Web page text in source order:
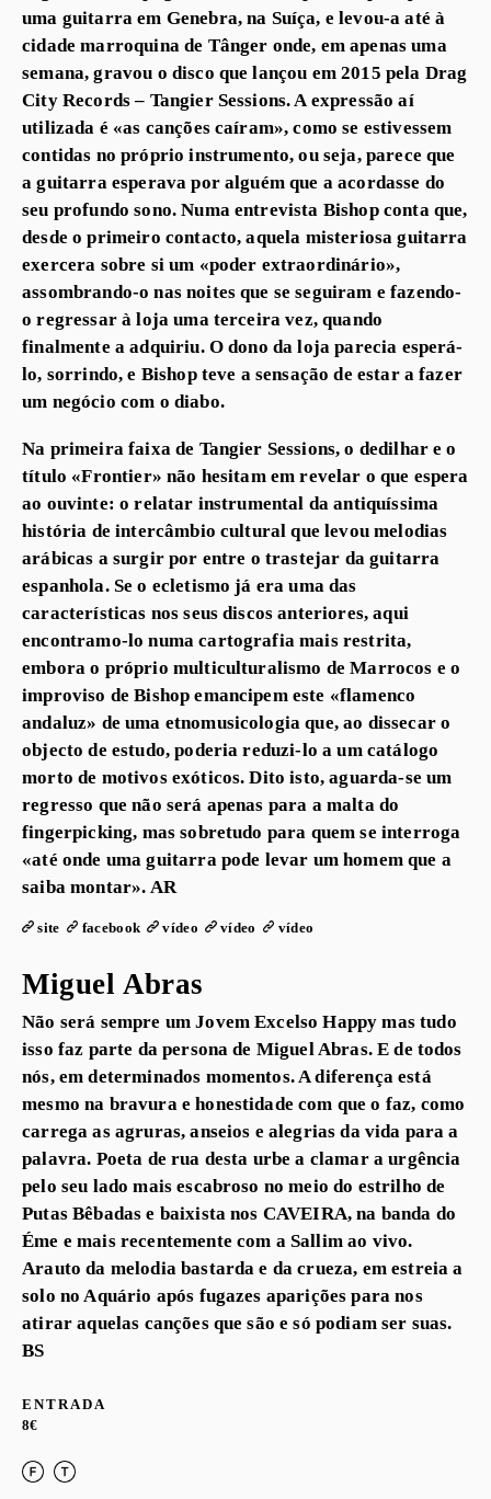
uma guitarra em Genebra, na Suíça, e levou-a até à
cidade marroquina de Tânger onde, em apenas uma
semana, gravou o disco que lançou em 2015 pela Drag
City Records – Tangier Sessions. A expressão aí
utilizada é «as canções caíram», como se estivessem
contidas no próprio instrumento, ou seja, parece que
a guitarra esperava por alguém que a acordasse do
seu profundo sono. Numa entrevista Bishop conta que,
desde o primeiro contacto, aquela misteriosa guitarra
exercera sobre si um «poder extraordinário»,
assombrando-o nas noites que se seguiram e fazendo-
o regressar à loja uma terceira vez, quando
finalmente a adquiriu. O dono da loja parecia esperá-
lo, sorrindo, e Bishop teve a sensação de estar a fazer
um negócio com o diabo.
Na primeira faixa de Tangier Sessions, o dedilhar e o
título «Frontier» não hesitam em revelar o que espera
ao ouvinte: o relatar instrumental da antiquíssima
história de intercâmbio cultural que levou melodias
arábicas a surgir por entre o trastejar da guitarra
espanhola. Se o ecletismo já era uma das
características nos seus discos anteriores, aqui
encontramo-lo numa cartografia mais restrita,
embora o próprio multiculturalismo de Marrocos e o
improviso de Bishop emancipem este «flamenco
andaluz» de uma etnomusicologia que, ao dissecar o
objecto de estudo, poderia reduzi-lo a um catálogo
morto de motivos exóticos. Dito isto, aguarda-se um
regresso que não será apenas para a malta do
fingerpicking, mas sobretudo para quem se interroga
«até onde uma guitarra pode levar um homem que a
saiba montar». AR
site facebook vídeo vídeo vídeo
Miguel Abras
Não será sempre um Jovem Excelso Happy mas tudo
isso faz parte da persona de Miguel Abras. E de todos
nós, em determinados momentos. A diferença está
mesmo na bravura e honestidade com que o faz, como
carrega as agruras, anseios e alegrias da vida para a
palavra. Poeta de rua desta urbe a clamar a urgência
pelo seu lado mais escabroso no meio do estrilho de
Putas Bêbadas e baixista nos CAVEIRA, na banda do
Éme e mais recentemente com a Sallim ao vivo.
Arauto da melodia bastarda e da crueza, em estreia a
solo no Aquário após fugazes aparições para nos
atirar aquelas canções que são e só podiam ser suas.
BS
ENTRADA
8€